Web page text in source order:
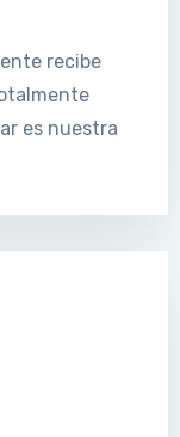
recibe
es nuestra